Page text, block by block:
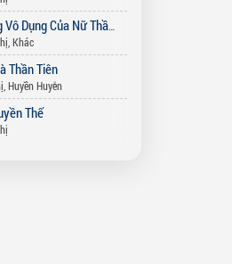
Người Chồng Vô Dụng Của Nữ Thần
Khác
Thần Tiên
Huyền Huyễn
Thế